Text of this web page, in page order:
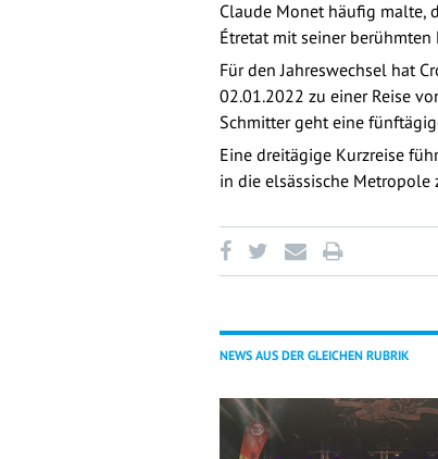
Claude Monet häufig malte,
Étretat mit seiner
Für den Jahreswechsel hat
02.01.2022 zu einer Reise
Schmitter geht eine
Eine dreitägige Kurzreise
in die elsässische
NEWS AUS DER GLEICHEN RUBRIK